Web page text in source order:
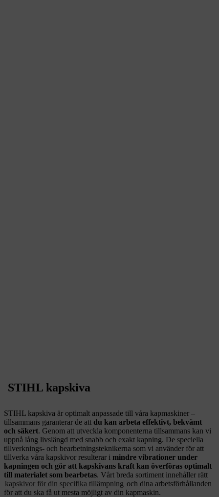
STIHL kapskiva
STIHL kapskiva är optimalt anpassade till våra kapmaskiner –
tillsammans garanterar de att du kan arbeta effektivt, bekvämt
och säkert. Genom att utveckla komponenterna tillsammans kan vi
uppnå lång livslängd med snabb och exakt kapning. De speciella
tillverknings- och bearbetningsteknikerna som vi använder för att
tillverka våra kapskivor resulterar i mindre vibrationer under
kapningen och gör att kapskivans kraft kan överföras optimalt
till materialet som bearbetas. Vårt breda sortiment innehåller rätt
kapskivor för din specifika tillämpning och dina arbetsförhållanden
för att du ska få ut mesta möjligt av din kapmaskin.